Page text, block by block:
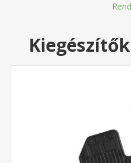
Kiegészítők